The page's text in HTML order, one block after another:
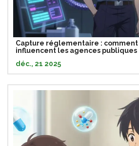
Capture réglementaire :
influencent les agences publiques
déc., 21 2025